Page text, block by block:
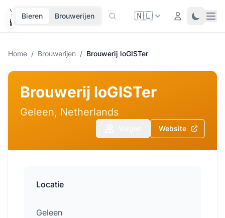
Bieren Brouwerijen 🇳🇱 Login Toggle
Home / Brouwerijen / Brouwerij loGISTer
Brouwerij loGISTer
Geleen, Netherlands
Website
Locatie
Geleen